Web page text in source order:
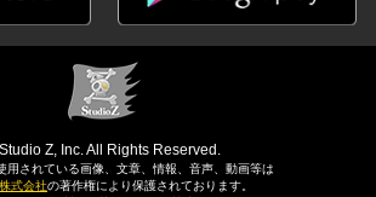
©Studio Z, Inc. All Rights Reserved.
用されている画像、文章、情報、音声、動画等は
式会社の著作権により保護されております。